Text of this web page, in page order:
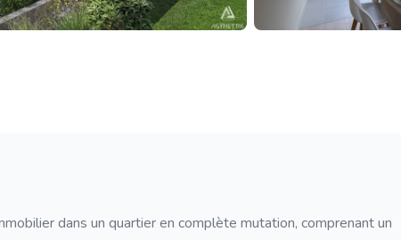
dans un quartier en complète mutation, comprenant un